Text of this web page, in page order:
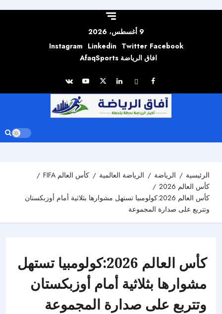
9 أغسطس، 2026
Facebook
Twitter
Linkedin
Instagram
افاق الرياضة AfaqSports
الرئيسية الرياضة الرياضة العالمية
كأس العالم FIFA
كأس العالم 2026
كأس العالم 2026:كولومبيا تستهل مشوارها بثلاثية أمام أوزبكستان
وتتربع على صدارة المجموعة
كأس العالم 2026:كولومبيا تستهل
مشوارها بثلاثية أمام أوزبكستان
وتتربع على صدارة المجموعة